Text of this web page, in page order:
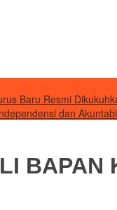
Baru Resmi
dan